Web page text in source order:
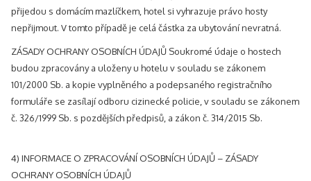
přijedou s domácím mazlíčkem, hotel si vyhrazuje právo hosty
nepřijmout. V tomto případě je celá částka za ubytování nevratná.
ZÁSADY OCHRANY OSOBNÍCH ÚDAJŮ Soukromé údaje o hostech
budou zpracovány a uloženy u hotelu v souladu se zákonem
101/2000 Sb. a kopie vyplněného a podepsaného registračního
formuláře se zasílají odboru cizinecké policie, v souladu se zákonem
č. 326/1999 Sb. s pozdějších předpisů, a zákon č. 314/2015 Sb.
4) INFORMACE O ZPRACOVÁNÍ OSOBNÍCH ÚDAJŮ – ZÁSADY
OCHRANY OSOBNÍCH ÚDAJŮ